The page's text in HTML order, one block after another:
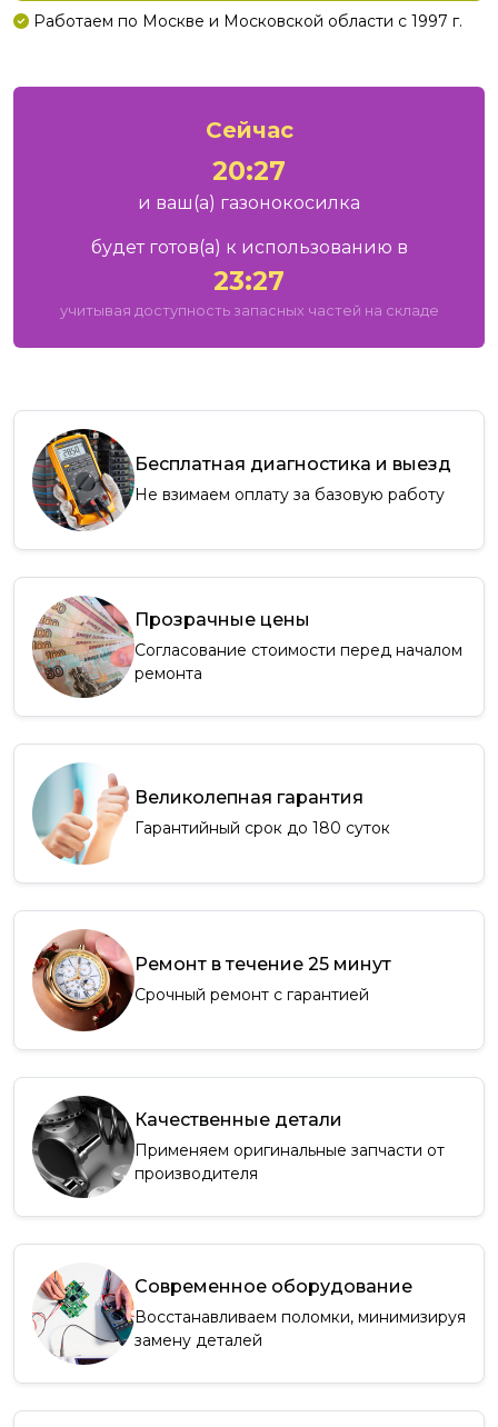
Работаем по Москве и Московской области с 1997 г.
Сейчас
20:27
и ваш(а) газонокосилка
будет готов(а) к использованию в
23:27
учитывая доступность запасных частей на складе
Бесплатная диагностика и выезд
Не взимаем оплату за базовую работу
Прозрачные цены
Согласование стоимости перед началом
ремонта
Великолепная гарантия
Гарантийный срок до 180 суток
Ремонт в течение 25 минут
Срочный ремонт с гарантией
Качественные детали
Применяем оригинальные запчасти от
производителя
Современное оборудование
Восстанавливаем поломки, минимизируя
замену деталей